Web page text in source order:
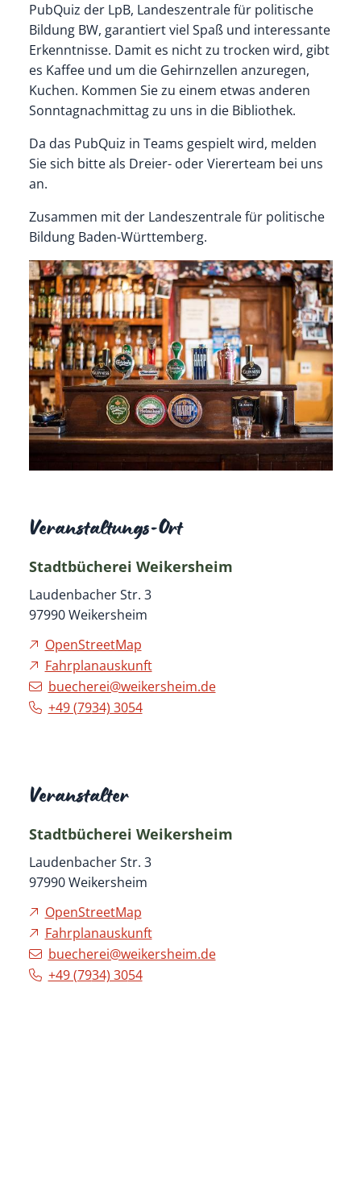
PubQuiz der LpB, Landeszentrale für politische
Bildung BW, garantiert viel Spaß und interessante
Erkenntnisse. Damit es nicht zu trocken wird, gibt
es Kaffee und um die Gehirnzellen anzuregen,
Kuchen. Kommen Sie zu einem etwas anderen
Sonntagnachmittag zu uns in die Bibliothek.
Da das PubQuiz in Teams gespielt wird, melden
Sie sich bitte als Dreier- oder Viererteam bei uns
an.
Zusammen mit der Landeszentrale für politische
Bildung Baden-Württemberg.
Veranstaltungs-Ort
Stadtbücherei Weikersheim
Laudenbacher Str. 3
97990 Weikersheim
OpenStreetMap
Fahrplanauskunft
buecherei@weikersheim.de
+49 (7934) 3054
Veranstalter
Stadtbücherei Weikersheim
Laudenbacher Str. 3
97990 Weikersheim
OpenStreetMap
Fahrplanauskunft
buecherei@weikersheim.de
+49 (7934) 3054